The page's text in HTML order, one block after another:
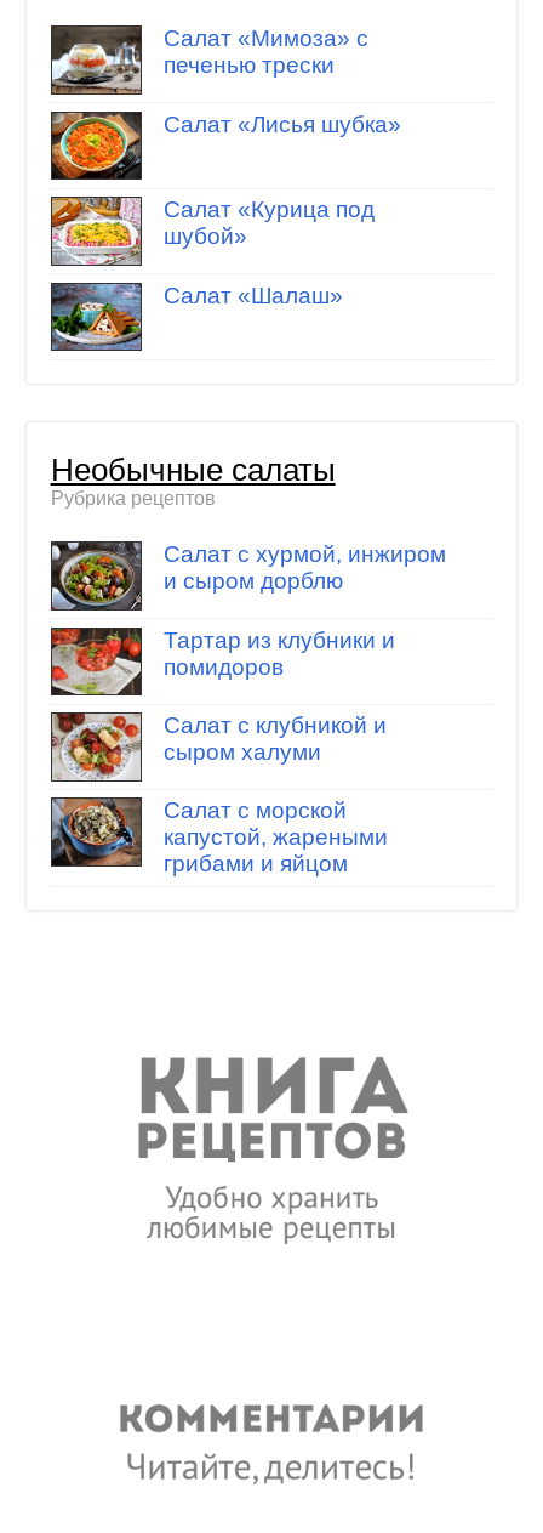
Салат «Мимоза» с
печенью трески
Салат «Лисья шубка»
Салат «Курица под
шубой»
Салат «Шалаш»
Необычные салаты
Рубрика рецептов
Салат с хурмой, инжиром
и сыром дорблю
Тартар из клубники и
помидоров
Салат с клубникой и
сыром халуми
Салат с морской
капустой, жареными
грибами и яйцом